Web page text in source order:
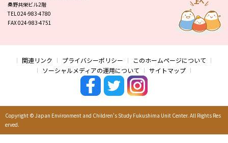
桑野共栄ビル2階
TEL 024-983-4780
FAX 024-983-4751
関連リンク プライバシーポリシー
このホームページについて
ソーシャルメディアの運用について
サイトマップ
Copyright © Japan Environment and Children's Study Fukushima Unit Center. All Rights Res
erved.